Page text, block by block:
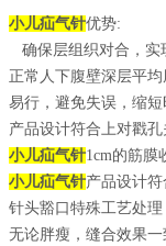
小儿疝气针优势:
确保层组织对合，实
正常人下腹壁深层平
易行，避免失误，缩
产品设计符合上对戳
小儿疝气针1cm的筋膜
小儿疝气针产品设计
针头豁口特殊工艺处
无论胖瘦，缝合效果一